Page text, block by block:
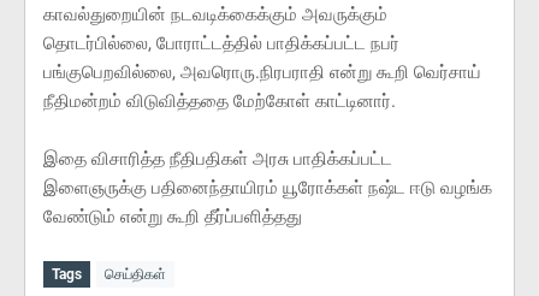
காவல்துறையின் நடவடிக்கைக்கும் அவருக்கும்
தொடர்பில்லை, போராட்டத்தில் பாதிக்கப்பட்ட நபர்
பங்குபெறவில்லை, அவரொரு.நிரபராதி என்று கூறி வெர்சாய்
நீதிமன்றம் விடுவித்ததை மேற்கோள் காட்டினார்.
இதை விசாரித்த நீதிபதிகள் அரசு பாதிக்கப்பட்ட
இளைஞருக்கு பதினைந்தாயிரம் யூரோக்கள் நஷ்ட ஈடு வழங்க
வேண்டும் என்று கூறி தீர்ப்பளித்தது
Tags செய்திகள்